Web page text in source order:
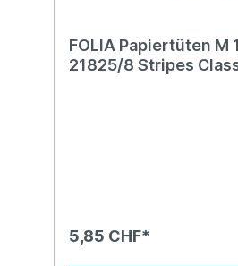
FOLIA Papiertüten M
21825/8 Stripes
5,85 CHF*